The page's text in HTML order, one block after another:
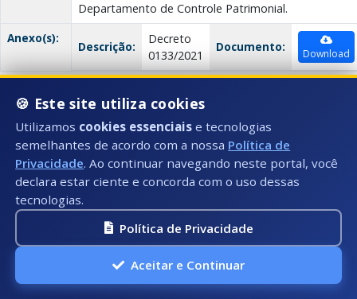
Departamento de Controle Patrimonial.
Anexo(s):
Descrição:
Decreto
0133/2021
Documento: Download
SEMAD - Sec. de Administração |
Data:
23/07/2021
Número:
132/2021
Título:
CONCEDE VACÂNCIA
DECRETO
Descrição:
Declara Vago um Cargo Público de Agente
Anexo(s):
Decreto
🍪 Este site utiliza cookies
Utilizamos cookies essenciais e tecnologias
semelhantes de acordo com a nossa Política de
Privacidade. Ao continuar navegando neste portal, você
declara estar ciente e concorda com o uso dessas
tecnologias.
Política de Privacidade
Aceitar e Continuar